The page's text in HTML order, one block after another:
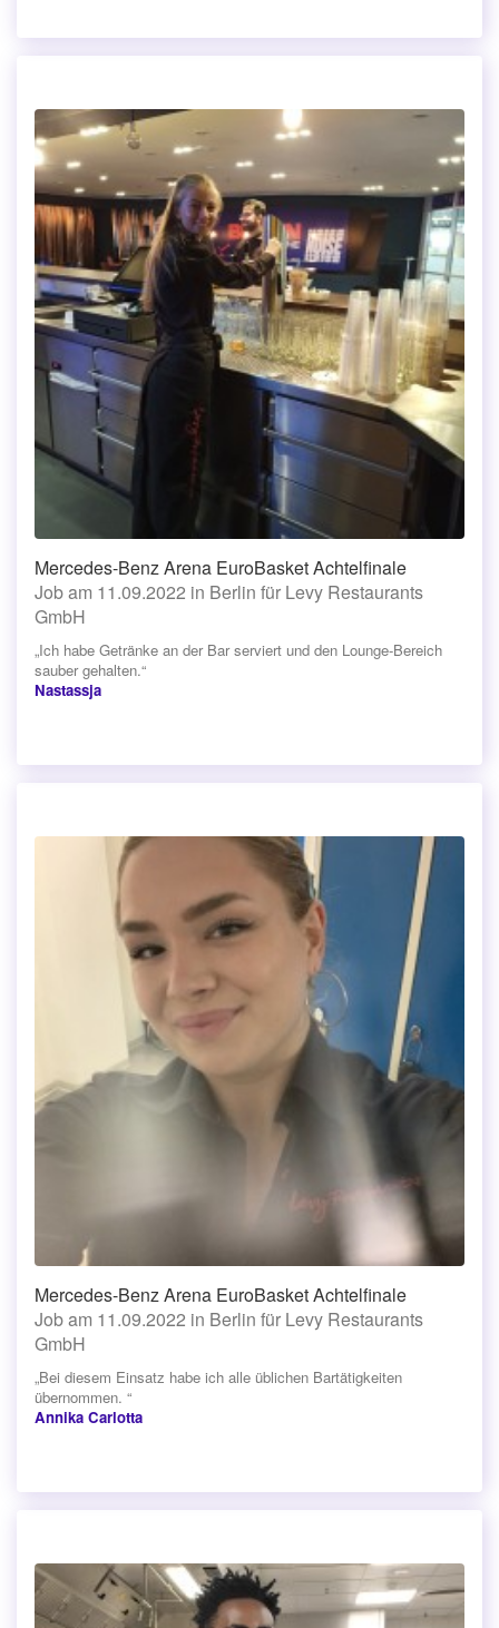
Mercedes-Benz Arena EuroBasket Achtelfinale
Job am 11.09.2022 in Berlin für Levy Restaurants
GmbH
„Ich habe Getränke an der Bar serviert und den Lounge-Bereich
sauber gehalten.“
Nastassja
Mercedes-Benz Arena EuroBasket Achtelfinale
Job am 11.09.2022 in Berlin für Levy Restaurants
GmbH
„Bei diesem Einsatz habe ich alle üblichen Bartätigkeiten
übernommen. “
Annika Carlotta